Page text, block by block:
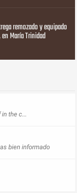
remozado y equipado
María Trinidad
the c...
bien informado